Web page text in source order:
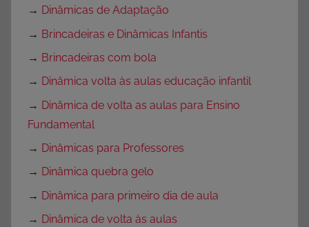
→ Dinâmicas de Adaptação
→ Brincadeiras e Dinâmicas Infantis
→ Brincadeiras com bola
→ Dinâmica volta às aulas educação infantil
→ Dinâmica de volta as aulas para Ensino
Fundamental
→ Dinâmicas para Professores
→ Dinâmica quebra gelo
→ Dinâmica para primeiro dia de aula
→ Dinâmica de volta às aulas